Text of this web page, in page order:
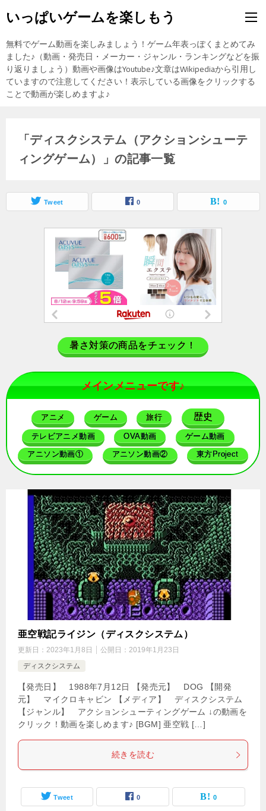
いっぱいゲームを楽しもう
無料でゲーム動画を楽しみましょう！ゲーム年表っぽくまとめてみ
ました♪（動画・発売日・メーカー・ジャンル・ランキングなどを振
り返りましょう）動画や画像はYoutube♪文章はWikipediaから引用し
ていますので注意してください！表示している画像をクリックする
ことで動画が楽しめますよ♪
「ディスクシステム（アクションシューテ
ィングゲーム）」の記事一覧
Tweet 0 0
暑さ対策の商品をチェック！
メインメニューです♪
アニメ ゲーム 旅行 歴史
テレビアニメ動画 OVA動画 ゲーム動画
アニソン動画① アニソン動画② 東方Project
亜空戦記ライジン（ディスクシステム）
更新日： 2023年1月8日 公開日： 2019年1月23日
ディスクシステム
【発売日】 1988年7月12日 【発売元】 DOG 【開発
元】 マイクロキャビン 【メディア】 ディスクシステム
【ジャンル】 アクションシューティングゲーム ↓の動画を
クリック！動画を楽しめます♪ [BGM] 亜空戦 […]
続きを読む
Tweet 0 0